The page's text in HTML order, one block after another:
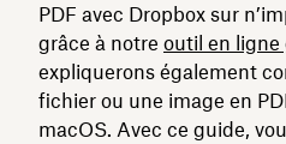
PDF avec Dropbox sur
grâce à notre outil en
expliquerons également
fichier ou une image en
macOS. Avec ce guide,